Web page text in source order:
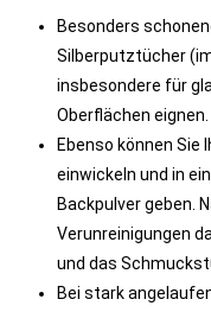
Besonders
Silberputztücher
insbesondere für
Oberflächen eignen.
Ebenso können
einwickeln und in
Backpulver geben.
Verunreinigungen
und das
Bei stark